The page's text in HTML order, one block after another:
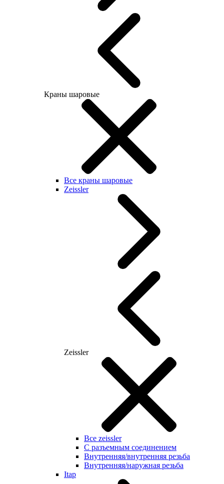
Краны шаровые
Все краны шаровые
Zeissler
Zeissler
Все zeissler
С разъемным соединением
Внутренняя/внутренняя резьба
Внутренняя/наружная резьба
Itap